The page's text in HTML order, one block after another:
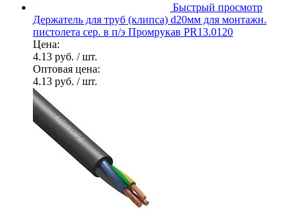
Быстрый просмотр
Держатель для труб (клипса) d20мм для монтажн.
пистолета сер. в п/э Промрукав PR13.0120
Цена:
4.13 руб. / шт.
Оптовая цена:
4.13 руб. / шт.